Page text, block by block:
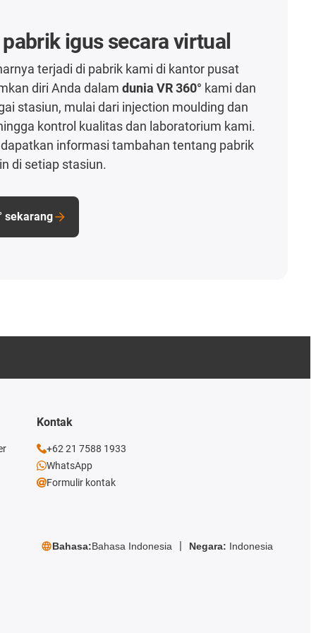
igus secara virtual
terjadi di pabrik kami di kantor pusat
diri Anda dalam dunia VR 360° kami dan
stasiun, mulai dari injection moulding dan
kontrol kualitas dan laboratorium kami.
informasi tambahan tentang pabrik
di setiap stasiun.
sekarang
Kontak
+62 21 7588 1933
WhatsApp
Formulir kontak
Bahasa:Bahasa Indonesia Negara: Indonesia